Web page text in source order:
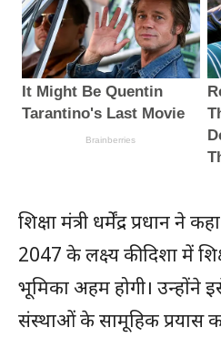
शिक्षा मंत्री धर्मेंद्र प्रधान ने
2047 के लक्ष्य की दिशा में
भूमिका अहम होगी।
संस्थाओं के सामूहिक प्रयास